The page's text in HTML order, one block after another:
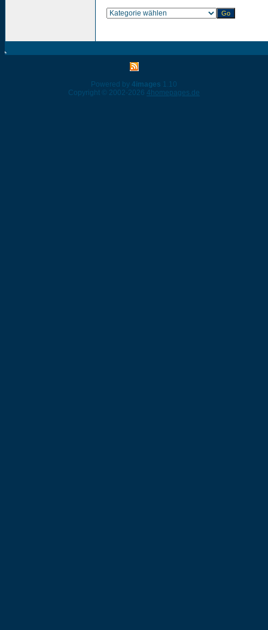
Powered by 4images 1.10
Copyright © 2002-2026 4homepages.de